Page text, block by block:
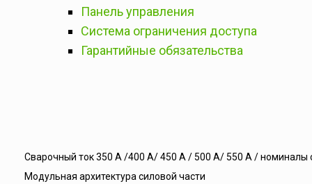
Панель управления
Система ограничения доступа
Гарантийные обязательства
Сварочный ток 350 А /400 А/ 450 А / 500 А/ 550 А / номиналы
Модульная архитектура силовой части